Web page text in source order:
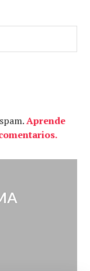
Aprende